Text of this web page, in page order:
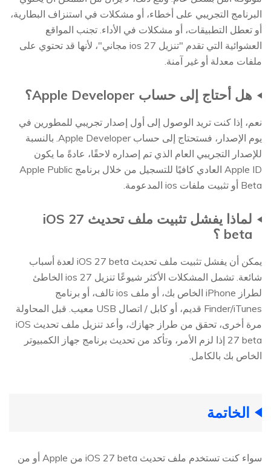
البرنامج التجريبي على أخطاء، أو مشكلات في استنزاف البطارية،
أو تعطل التطبيقات، أو مشكلات في الأداء. تجنب المواقع
العشوائية التي تقدم "تنزيل ios 27 مجاني"، لأنها قد تحتوي على
ملفات معدلة أو غير آمنة.
هل أحتاج إلى حساب Apple Developer؟
نعم، إذا كنت تريد الوصول إلى أول إصدار تجريبي للمطورين في
يوم الإصدار، فستحتاج إلى حساب Apple Developer. بالنسبة
للإصدار التجريبي العام الذي تم إصداره لاحقًا، عادةً ما يكون
Apple ID العادي كافيًا للتسجيل من خلال برنامج Apple Public
Beta أو تثبيت ملفات ios المدعومة.
لماذا يفشل تثبيت ملف تحديث iOS 27
beta ؟
يمكن أن يفشل تثبيت ملف تحديث iOS 27 beta لعدة أسباب
شائعة. تشمل المشكلات الأكثر شيوعًا تنزيل ios 27 الخاطئ
لطراز iPhone الخاص بك، أو ملف ios تالف، أو برنامج
Finder/iTunes قديم، أو كابل / اتصال USB معيب. قبل المحاولة
مرة أخرى، تحقق من طراز جهازك، وأعد تنزيل ملف تحديث iOS
27 beta إذا لزم الأمر، وتأكد من تحديث برنامج جهاز الكمبيوتر
الخاص بك بالكامل.
الخاتمة
سواء كنت تستخدم ملف تحديث iOS 27 beta من Apple أو من